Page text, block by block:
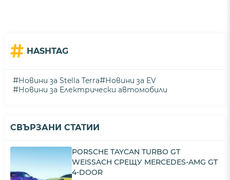
# HASHTAG
#Новини за Stella Terra#Новини за EV
#Новини за Електрически автомобили
СВЪРЗАНИ СТАТИИ
PORSCHE TAYCAN TURBO GT
WEISSACH СРЕЩУ MERCEDES-AMG GT
4-DOOR